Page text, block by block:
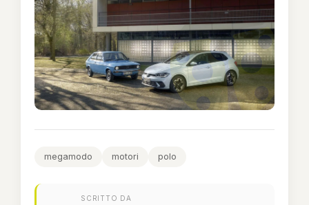
megamodo motori polo
SCRITTO DA